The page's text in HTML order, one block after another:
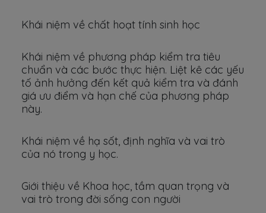
Khái niệm về chất hoạt tính sinh học
Khái niệm về phương pháp kiểm tra tiêu
chuẩn và các bước thực hiện. Liệt kê các yếu
tố ảnh hưởng đến kết quả kiểm tra và đánh
giá ưu điểm và hạn chế của phương pháp
này.
Khái niệm về hạ sốt, định nghĩa và vai trò
của nó trong y học.
Giới thiệu về Khoa học, tầm quan trọng và
vai trò trong đời sống con người